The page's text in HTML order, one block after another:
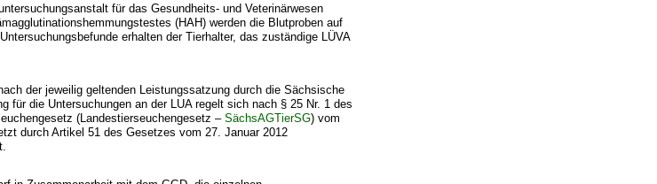
für das Gesundheits- und Veterinärwesen
(HAH) werden die Blutproben auf
erhalten der Tierhalter, das zuständige LÜVA
der jeweilig geltenden Leistungssatzung durch die Sächsische
für die Untersuchungen an der LUA regelt sich nach § 25 Nr. 1 des
(Landestierseuchengesetz –SächsAGTierSG) vom
durch Artikel 51 des Gesetzes vom 27. Januar 2012